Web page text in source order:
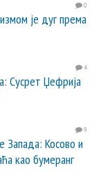
0
је дуг према
4
Сусрет Џефрија
9
Запада: Косово и
као бумеранг